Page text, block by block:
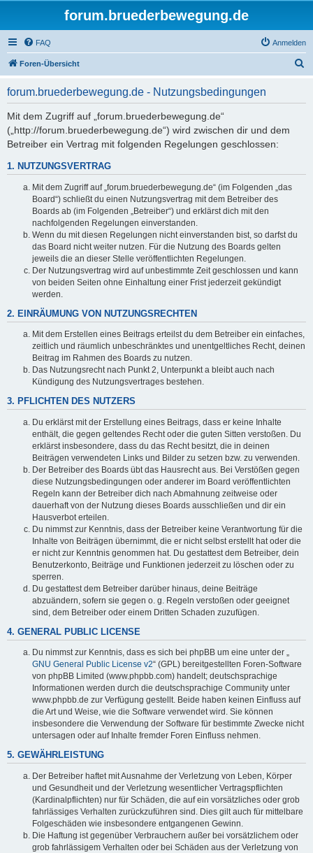
forum.bruederbewegung.de
FAQ Anmelden
Foren-Übersicht
forum.bruederbewegung.de - Nutzungsbedingungen
Mit dem Zugriff auf „forum.bruederbewegung.de“
(„http://forum.bruederbewegung.de“) wird zwischen dir und dem
Betreiber ein Vertrag mit folgenden Regelungen geschlossen:
1. NUTZUNGSVERTRAG
Mit dem Zugriff auf „forum.bruederbewegung.de“ (im Folgenden „das
Board“) schließt du einen Nutzungsvertrag mit dem Betreiber des
Boards ab (im Folgenden „Betreiber“) und erklärst dich mit den
nachfolgenden Regelungen einverstanden.
Wenn du mit diesen Regelungen nicht einverstanden bist, so darfst du
das Board nicht weiter nutzen. Für die Nutzung des Boards gelten
jeweils die an dieser Stelle veröffentlichten Regelungen.
Der Nutzungsvertrag wird auf unbestimmte Zeit geschlossen und kann
von beiden Seiten ohne Einhaltung einer Frist jederzeit gekündigt
werden.
2. EINRÄUMUNG VON NUTZUNGSRECHTEN
Mit dem Erstellen eines Beitrags erteilst du dem Betreiber ein einfaches,
zeitlich und räumlich unbeschränktes und unentgeltliches Recht, deinen
Beitrag im Rahmen des Boards zu nutzen.
Das Nutzungsrecht nach Punkt 2, Unterpunkt a bleibt auch nach
Kündigung des Nutzungsvertrages bestehen.
3. PFLICHTEN DES NUTZERS
Du erklärst mit der Erstellung eines Beitrags, dass er keine Inhalte
enthält, die gegen geltendes Recht oder die guten Sitten verstoßen. Du
erklärst insbesondere, dass du das Recht besitzt, die in deinen
Beiträgen verwendeten Links und Bilder zu setzen bzw. zu verwenden.
Der Betreiber des Boards übt das Hausrecht aus. Bei Verstößen gegen
diese Nutzungsbedingungen oder anderer im Board veröffentlichten
Regeln kann der Betreiber dich nach Abmahnung zeitweise oder
dauerhaft von der Nutzung dieses Boards ausschließen und dir ein
Hausverbot erteilen.
Du nimmst zur Kenntnis, dass der Betreiber keine Verantwortung für die
Inhalte von Beiträgen übernimmt, die er nicht selbst erstellt hat oder die
er nicht zur Kenntnis genommen hat. Du gestattest dem Betreiber, dein
Benutzerkonto, Beiträge und Funktionen jederzeit zu löschen oder zu
sperren.
Du gestattest dem Betreiber darüber hinaus, deine Beiträge
abzuändern, sofern sie gegen o. g. Regeln verstoßen oder geeignet
sind, dem Betreiber oder einem Dritten Schaden zuzufügen.
4. GENERAL PUBLIC LICENSE
Du nimmst zur Kenntnis, dass es sich bei phpBB um eine unter der „
GNU General Public License v2“ (GPL) bereitgestellten Foren-Software
von phpBB Limited (www.phpbb.com) handelt; deutschsprachige
Informationen werden durch die deutschsprachige Community unter
www.phpbb.de zur Verfügung gestellt. Beide haben keinen Einfluss auf
die Art und Weise, wie die Software verwendet wird. Sie können
insbesondere die Verwendung der Software für bestimmte Zwecke nicht
untersagen oder auf Inhalte fremder Foren Einfluss nehmen.
5. GEWÄHRLEISTUNG
Der Betreiber haftet mit Ausnahme der Verletzung von Leben, Körper
und Gesundheit und der Verletzung wesentlicher Vertragspflichten
(Kardinalpflichten) nur für Schäden, die auf ein vorsätzliches oder grob
fahrlässiges Verhalten zurückzuführen sind. Dies gilt auch für mittelbare
Folgeschäden wie insbesondere entgangenen Gewinn.
Die Haftung ist gegenüber Verbrauchern außer bei vorsätzlichem oder
grob fahrlässigem Verhalten oder bei Schäden aus der Verletzung von